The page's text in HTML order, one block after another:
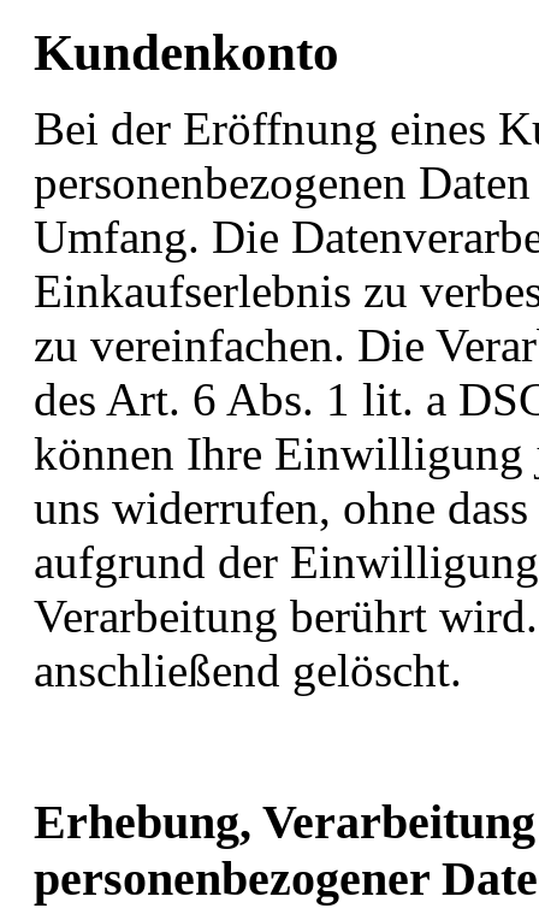
Kundenkonto
Bei der Eröffnung eines
personenbezogenen
Umfang. Die
Einkaufserlebnis zu
zu vereinfachen. Die
des Art. 6 Abs. 1 lit. a
können Ihre Einwilligung
uns widerrufen, ohne
aufgrund der
Verarbeitung berührt
anschließend gelöscht.
Erhebung,
personenbezogener